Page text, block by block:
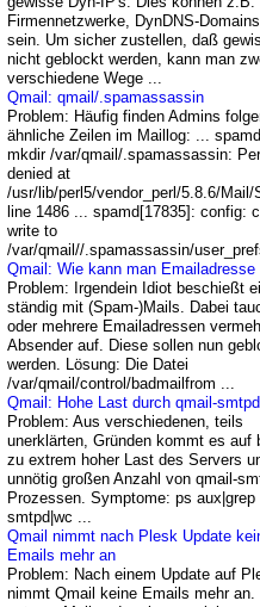
Firmennetzwerke, DynDNS-
sein. Um sicher zustellen, daß
nicht geblockt werden, kann man
verschiedene Wege ...
Qmail: qmail/.spamassassin
Problem: Häufig finden Admins
ähnliche Zeilen im Maillog: ...
mkdir /var/qmail/.spamassassin:
denied at
/usr/lib/perl5/vendor_perl/5.8.6/
line 1486 ... spamd[17835]: config:
write to
/var/qmail//.spamassassin/
Qmail: Wie kann man Emailadresse
Problem: Irgendein Idiot beschießt
ständig mit (Spam-)Mails. Dabei
oder mehrere Emailadressen
Absender auf. Diese sollen nun
werden. Lösung: Die Datei
/var/qmail/control/badmailfrom ...
Qmail: Hohe Last durch qmail-smtpd
Problem: Aus verschiedenen, teils
unerklärten, Gründen kommt es auf
zu extrem hoher Last des Servers
unnötig großen Anzahl von qmail-
Prozessen. Symptome: ps aux|grep
smtpd|wc ...
Qmail nimmt nach Plesk Update
Emails mehr an
Problem: Nach einem Update auf
nimmt Qmail keine Emails mehr an.